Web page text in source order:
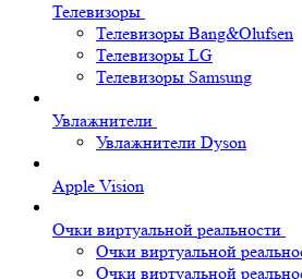
Телевизоры
Телевизоры Bang&Olufsen
Телевизоры LG
Телевизоры Samsung
Увлажнители
Увлажнители Dyson
Apple Vision
Очки виртуальной реальности
Очки виртуальной
Очки виртуальной